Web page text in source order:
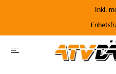
Inkl.